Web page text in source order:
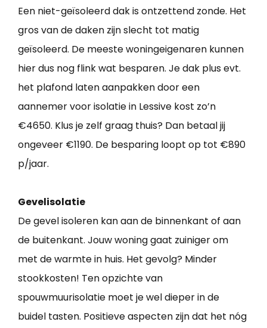
Een niet-geïsoleerd dak is ontzettend zonde. Het
gros van de daken zijn slecht tot matig
geïsoleerd. De meeste woningeigenaren kunnen
hier dus nog flink wat besparen. Je dak plus evt.
het plafond laten aanpakken door een
aannemer voor isolatie in Lessive kost zo’n
€4650. Klus je zelf graag thuis? Dan betaal jij
ongeveer €1190. De besparing loopt op tot €890
p/jaar.
Gevelisolatie
De gevel isoleren kan aan de binnenkant of aan
de buitenkant. Jouw woning gaat zuiniger om
met de warmte in huis. Het gevolg? Minder
stookkosten! Ten opzichte van
spouwmuurisolatie moet je wel dieper in de
buidel tasten. Positieve aspecten zijn dat het nóg